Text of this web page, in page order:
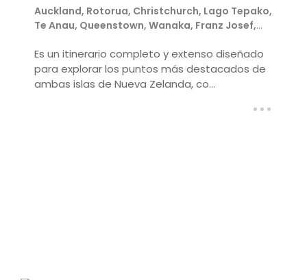
Auckland, Rotorua, Christchurch, Lago Tepako,
Te Anau, Queenstown, Wanaka, Franz Josef,
Es un itinerario completo y extenso diseñado
para explorar los puntos más destacados de
ambas islas de Nueva Zelanda, co...